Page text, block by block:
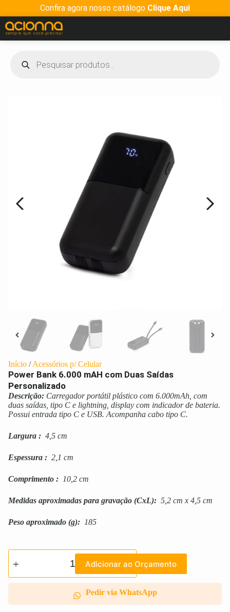
Confira agora nosso catálogo Clique Aqui
Início /Acessórios p/ Celular
Power Bank 6.000 mAH com Duas Saídas
Personalizado
Descrição: Carregador portátil plástico com 6.000mAh, com
duas saídas, tipo C e lightning, display com indicador de bateria.
Possui entrada tipo C e USB. Acompanha cabo tipo C.
Largura : 4,5 cm
Espessura : 2,1 cm
Comprimento : 10,2 cm
Medidas aproximadas para gravação (CxL): 5,2 cm x 4,5 cm
Peso aproximado (g): 185
Adicionar ao Orçamento
Pedir via WhatsApp